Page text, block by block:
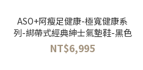
ASO+阿瘦足健康-極寬健康系
列-綁帶式經典紳士氣墊鞋-黑色
NT$6,995